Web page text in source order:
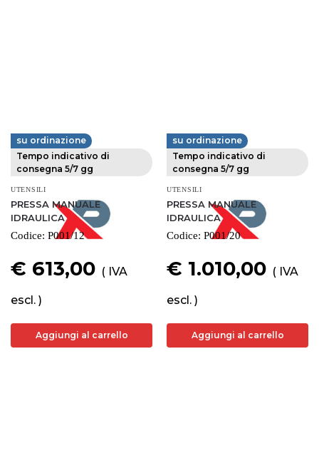
FERVI
su ordinazione
Tempo indicativo di
consegna 5/7 gg
UTENSILI
PRESSA MANUALE
IDRAULICA
Codice: P001/12
€ 613,00 ( IVA
escl. )
Aggiungi al carrello
FERVI
su ordinazione
Tempo indicativo di
consegna 5/7 gg
UTENSILI
PRESSA MANUALE
IDRAULICA
Codice: P001/20
€ 1.010,00 ( IVA
escl. )
Aggiungi al carrello